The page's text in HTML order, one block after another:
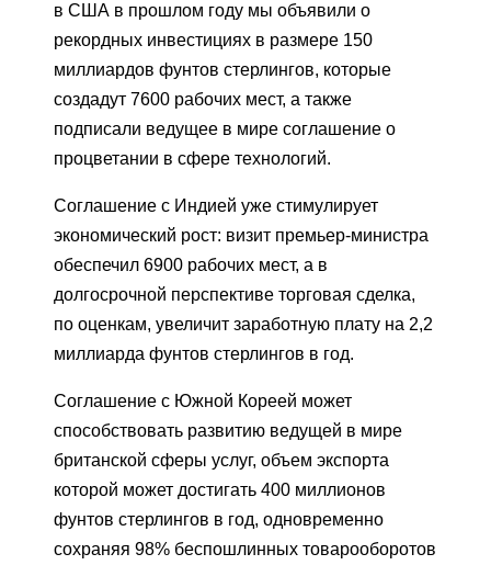
в США в прошлом году мы объявили о
рекордных инвестициях в размере 150
миллиардов фунтов стерлингов, которые
создадут 7600 рабочих мест, а также
подписали ведущее в мире соглашение о
процветании в сфере технологий.
Соглашение с Индией уже стимулирует
экономический рост: визит премьер-министра
обеспечил 6900 рабочих мест, а в
долгосрочной перспективе торговая сделка,
по оценкам, увеличит заработную плату на 2,2
миллиарда фунтов стерлингов в год.
Соглашение с Южной Кореей может
способствовать развитию ведущей в мире
британской сферы услуг, объем экспорта
которой может достигать 400 миллионов
фунтов стерлингов в год, одновременно
сохраняя 98% беспошлинных товарооборотов